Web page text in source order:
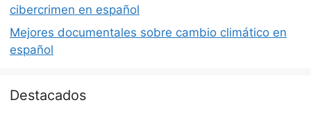
cibercrimen en español
Mejores documentales sobre cambio climático en
español
Destacados